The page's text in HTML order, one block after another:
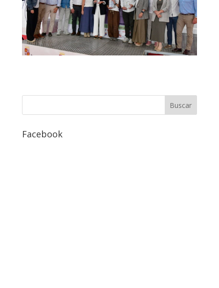
Facebook